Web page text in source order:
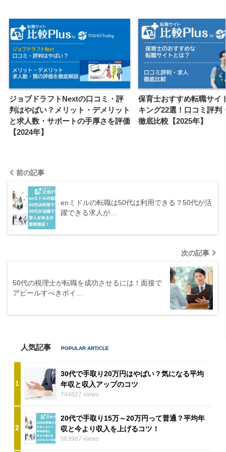
ジョブドラフトNextの口コミ・評
判はやばい？メリット・デメリット
と求人数・サポートの手厚さを評価
【2024年】
保育士おすすめ転職サイ
キング22選！口コミ評判
徹底比較【2025年】
前の記事
enミドルの転職は50代は利用できる？50代が活
躍できる求人が…
次の記事
50代の税理士が転職を成功させるには！面接で
アピールすべきポイ…
人気記事
1
30代で手取り20万円はやばい？気になる平均
年収と収入アップのコツ
744827 views
2
20代で手取り15万～20万円って普通？平均年
収と今より収入を上げるコツ！
563987 views